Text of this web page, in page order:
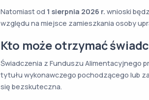
Natomiast od 1 sierpnia 2026 r. wnioski
względu na miejsce zamieszkania osoby
Kto może otrzymać
Świadczenia z Funduszu Alimentacyjnego
tytułu wykonawczego pochodzącego lub
się bezskuteczna.